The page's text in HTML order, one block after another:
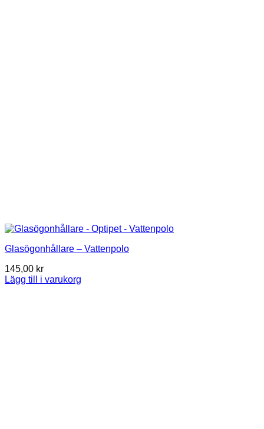
Glasögonhållare – Vattenpolo
145,00 kr
Lägg till i varukorg